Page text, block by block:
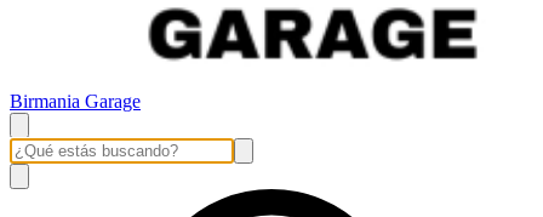
Birmania Garage